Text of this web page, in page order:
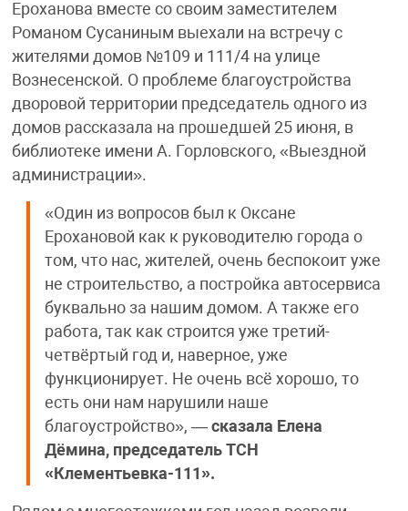
Ероханова вместе со своим заместителем
Романом Сусаниным выехали на встречу с
жителями домов №109 и 111/4 на улице
Вознесенской. О проблеме благоустройства
дворовой территории председатель одного из
домов рассказала на прошедшей 25 июня, в
библиотеке имени А. Горловского, «Выездной
администрации».
«Один из вопросов был к Оксане
Ерохановой как к руководителю города о
том, что нас, жителей, очень беспокоит уже
не строительство, а постройка автосервиса
буквально за нашим домом. А также его
работа, так как строится уже третий-
четвёртый год и, наверное, уже
функционирует. Не очень всё хорошо, то
есть они нам нарушили наше
благоустройство», —сказала Елена
Дёмина, председатель ТСН
«Клементьевка-111».